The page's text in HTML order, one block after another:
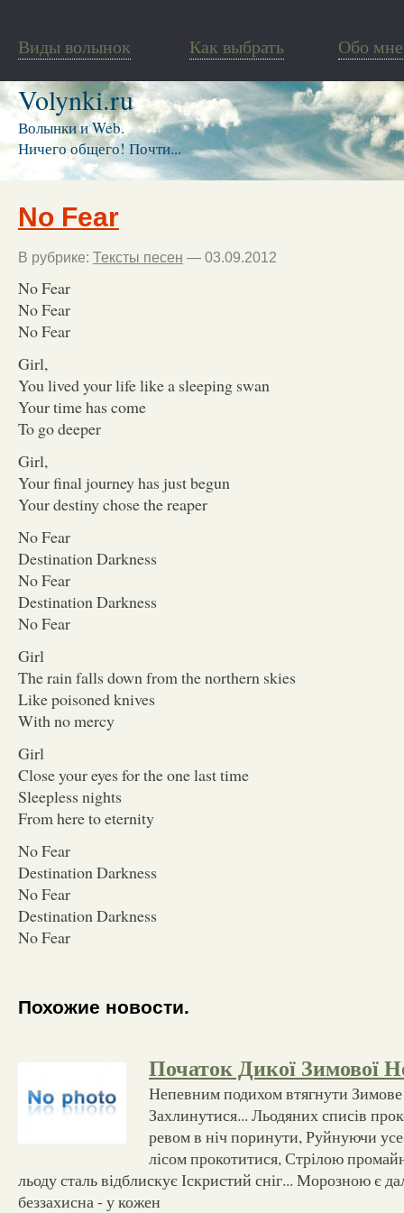
Виды волынок Как выбрать Обо мне
Volynki.ru
Волынки и Web.
Ничего общего! Почти...
No Fear
В рубрике: Тексты песен — 03.09.2012
No Fear
No Fear
No Fear
Girl,
You lived your life like a sleeping swan
Your time has come
To go deeper
Girl,
Your final journey has just begun
Your destiny chose the reaper
No Fear
Destination Darkness
No Fear
Destination Darkness
No Fear
Girl
The rain falls down from the northern skies
Like poisoned knives
With no mercy
Girl
Close your eyes for the one last time
Sleepless nights
From here to eternity
No Fear
Destination Darkness
No Fear
Destination Darkness
No Fear
Похожие новости.
Початок Дикої Зимової
Непевним подихом втягнути
Захлинутися... Льодяних списів
ревом в ніч поринути, Руйнуючи
лісом прокотитися, Стрілою
льоду сталь відблискує Іскристий сніг... Морозною є
беззахисна - у кожен